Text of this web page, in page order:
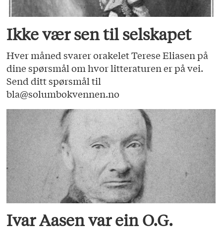
Ikke vær sen til selskapet
Hver måned svarer orakelet Terese Eliasen på
dine spørsmål om hvor litteraturen er på vei.
Send ditt spørsmål til
bla@solumbokvennen.no
Ivar Aasen var ein O.G.